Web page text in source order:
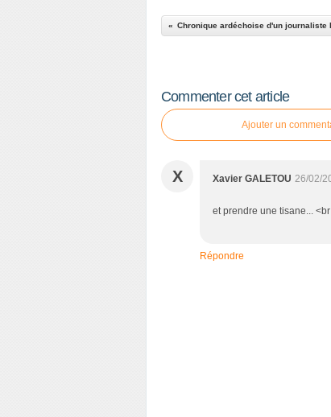
Chronique ardéchoise d'un journaliste
Commenter cet article
Ajouter un
X Xavier GALETOU 26/02/
et prendre une tisane...
Répondre